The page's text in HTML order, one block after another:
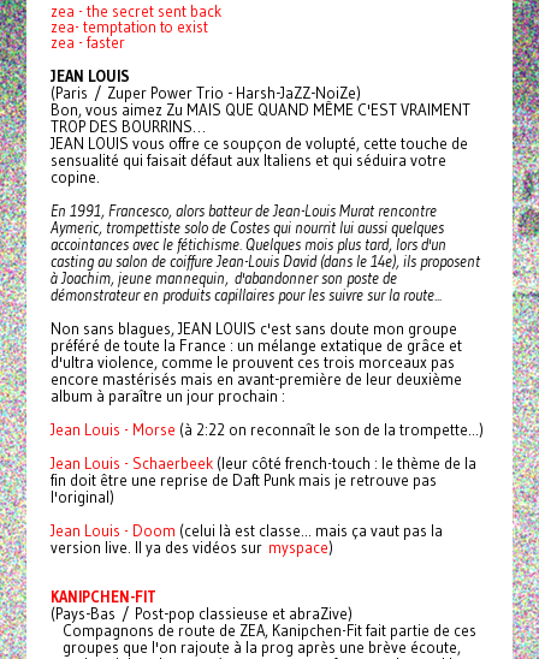
zea - the secret sent back
zea- temptation to exist
zea - faster
JEAN LOUIS
(Paris / Zuper Power Trio - Harsh-JaZZ-NoiZe)
Bon, vous aimez Zu MAIS QUE QUAND MÊME C'EST VRAIMENT
TROP DES BOURRINS…
JEAN LOUIS vous offre ce soupçon de volupté, cette touche de
sensualité qui faisait défaut aux Italiens et qui séduira votre
copine.
En 1991, Francesco, alors batteur de Jean-Louis Murat rencontre
Aymeric, trompettiste solo de Costes qui nourrit lui aussi quelques
accointances avec le fétichisme. Quelques mois plus tard, lors d'un
casting au salon de coiffure Jean-Louis David (dans le 14e), ils proposent
à Joachim, jeune mannequin, d'abandonner son poste de
démonstrateur en produits capillaires pour les suivre sur la route...
Non sans blagues, JEAN LOUIS c'est sans doute mon groupe
préféré de toute la France : un mélange extatique de grâce et
d'ultra violence, comme le prouvent ces trois morceaux pas
encore mastérisés mais en avant-première de leur deuxième
album à paraître un jour prochain :
Jean Louis - Morse (à 2:22 on reconnaît le son de la trompette...)
Jean Louis - Schaerbeek(leur côté french-touch : le thème de la
fin doit être une reprise de Daft Punk mais je retrouve pas
l'original)
Jean Louis - Doom (celui là est classe... mais ça vaut pas la
version live. Il ya des vidéos sur myspace)
KANIPCHEN-FIT
(Pays-Bas / Post-pop classieuse et abraZive)
Compagnons de route de ZEA, Kanipchen-Fit fait partie de ces
groupes que l'on rajoute à la prog après une brève écoute,